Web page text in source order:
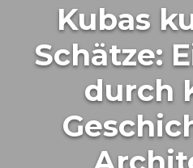
Kubas
Schätze:
durch